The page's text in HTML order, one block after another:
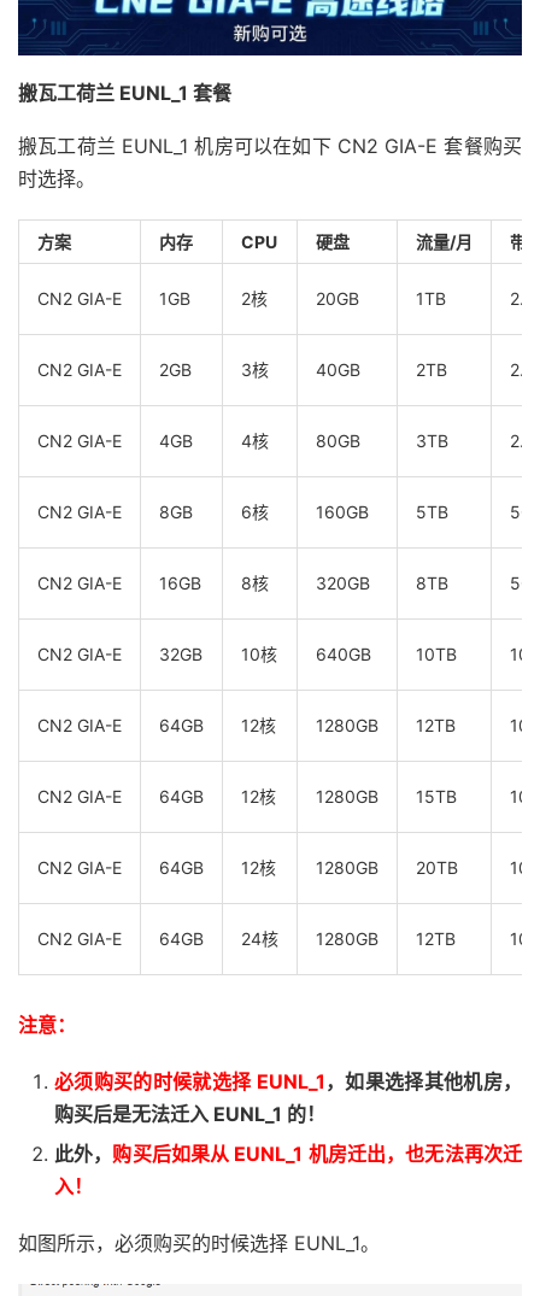
搬瓦工荷兰 EUNL_1 套餐
搬瓦工荷兰 EUNL_1 机房可以在如下 CN2 GIA-E 套餐购买
时选择。
方案 内存 CPU 硬盘 流量/月 带
CN2 GIA-E 1GB 2核 20GB 1TB
CN2 GIA-E 2GB 3核 40GB 2TB
CN2 GIA-E 4GB 4核 80GB 3TB
CN2 GIA-E 8GB 6核 160GB 5TB
CN2 GIA-E 16GB 8核 320GB 8TB
CN2 GIA-E 32GB 10核 640GB 10TB
CN2 GIA-E 64GB 12核 1280GB 12TB
CN2 GIA-E 64GB 12核 1280GB 15TB
CN2 GIA-E 64GB 12核 1280GB 20TB
CN2 GIA-E 64GB 24核 1280GB 12TB
注意：
必须购买的时候就选择 EUNL_1 ，如果选择其他机房，
购买后是无法迁入 EUNL_1 的！
此外， 购买后如果从 EUNL_1 机房迁出，也无法再次迁
入！
如图所示，必须购买的时候选择 EUNL_1。